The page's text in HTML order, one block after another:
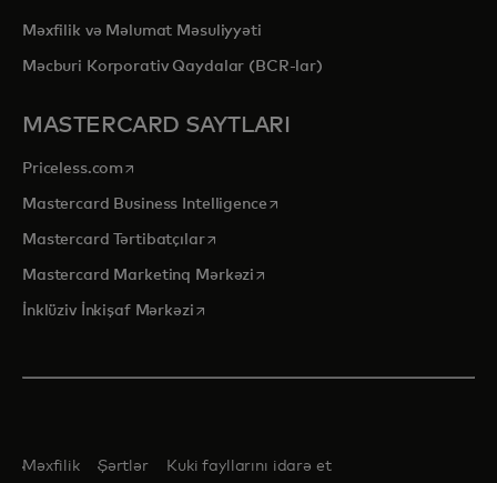
Məxfilik və Məlumat Məsuliyyəti
Məcburi Korporativ Qaydalar (BCR-lar)
MASTERCARD SAYTLARI
Priceless.com opens in a new tab
Mastercard Business Intelligenceopens in a new tab
Mastercard Tərtibatçılaropens in a new tab
Mastercard Marketinq Mərkəzi opens in a new tab
İnklüziv İnkişaf Mərkəziopens in a new tab
Məxfilik Şərtlər Kuki fayllarını idarə et